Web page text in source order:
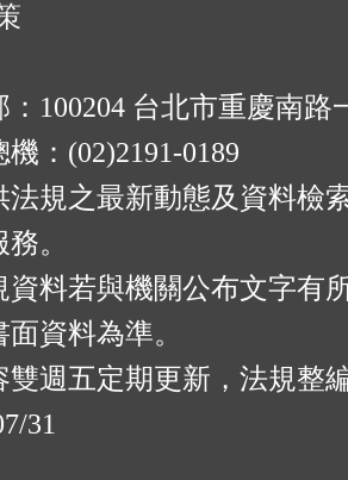
100204 台北市重慶南路
：(02)2191-0189
法規之最新動態及資料檢
。
資料若與機關公布文字有
資料為準。
雙週五定期更新，法規整
31